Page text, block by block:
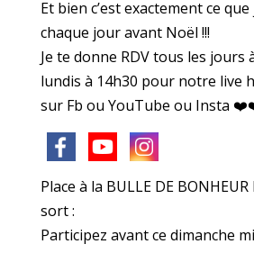
Et bien c’est exactement ce
chaque jour avant Noël !!!
Je te donne RDV tous les jours
lundis à 14h30 pour notre live
sur Fb ou YouTube ou Insta
Place à la BULLE DE
sort :
Participez avant ce dimanche